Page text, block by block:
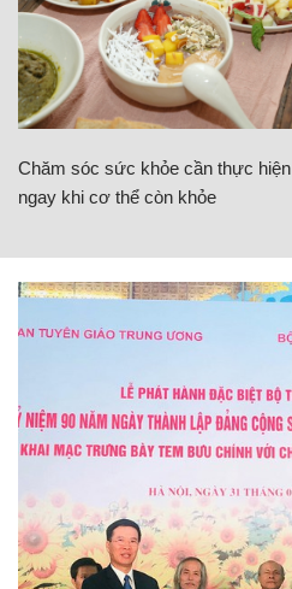
Chăm sóc sức khỏe cần thực hiện
ngay khi cơ thể còn khỏe